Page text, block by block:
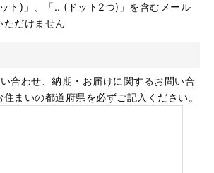
ト)」、「.. (ドット2つ)」を含むメール
ただけません
合わせ、納期・お届けに関するお問い合
まいの都道府県を必ずご記入ください。